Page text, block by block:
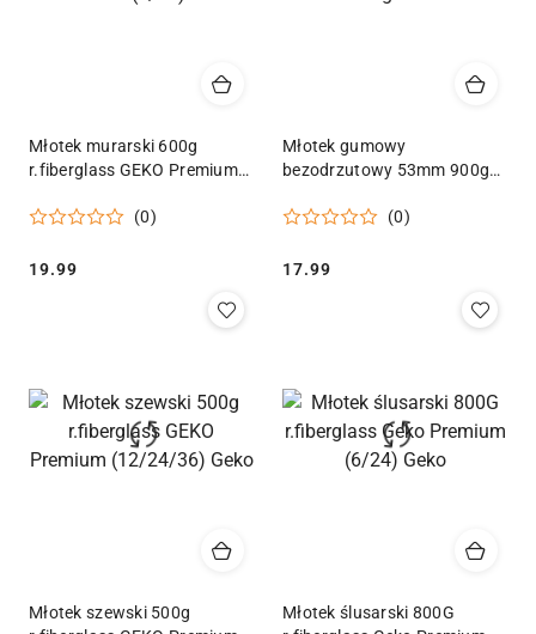
Młotek murarski 600g
r.fiberglass GEKO Premium
(0)
Cena:
19.99
Młotek gumowy
bezodrzutowy 53mm 900g
(0)
Cena:
17.99
Młotek szewski 500g
Młotek ślusarski 800G